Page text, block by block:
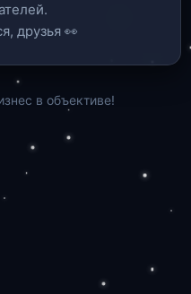
друзья 👀
в объективе!